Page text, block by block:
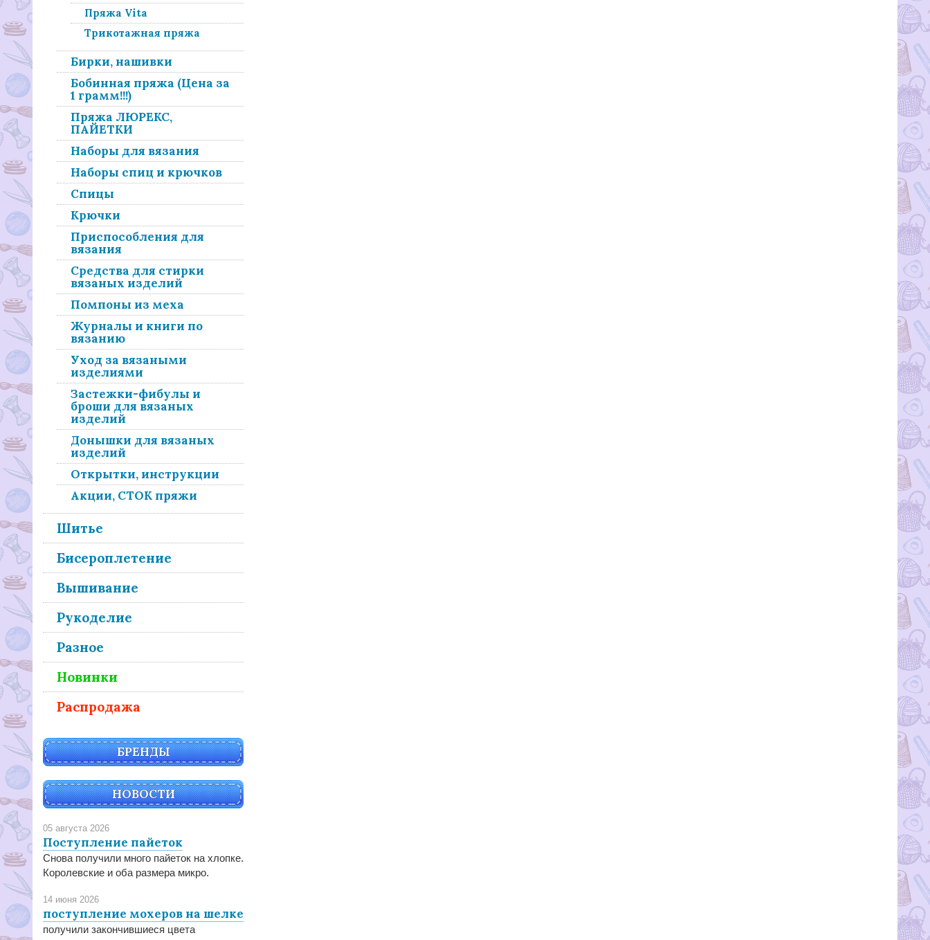
Пряжа Vita
Трикотажная пряжа
Бирки, нашивки
Бобинная пряжа (Цена за
1 грамм!!!)
Пряжа ЛЮРЕКС,
ПАЙЕТКИ
Наборы для вязания
Наборы спиц и крючков
Спицы
Крючки
Приспособления для
вязания
Средства для стирки
вязаных изделий
Помпоны из меха
Журналы и книги по
вязанию
Уход за вязаными
изделиями
Застежки-фибулы и
броши для вязаных
изделий
Донышки для вязаных
изделий
Открытки, инструкции
Акции, СТОК пряжи
Шитье
Бисероплетение
Вышивание
Рукоделие
Разное
Новинки
Распродажа
БРЕНДЫ
НОВОСТИ
05 августа 2026
Поступление пайеток
Снова получили много пайеток на хлопке.
Королевские и оба размера микро.
14 июня 2026
поступление мохеров на шелке
получили закончившиеся цвета